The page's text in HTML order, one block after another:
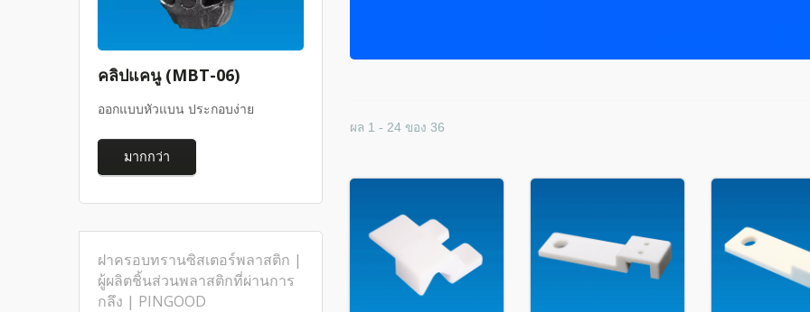
คลิปแคนู (MBT-06)
ออกแบบหัวแบน ประกอบง่าย
มากกว่า
ฝาครอบทรานซิสเตอร์พลาสติก |
ผู้ผลิตชิ้นส่วนพลาสติกที่ผ่านการ
กลึง | PINGOOD
ผล 1 - 24 ของ 36